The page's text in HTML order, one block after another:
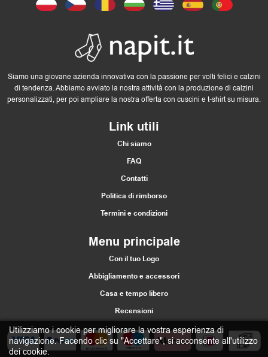
Siamo una giovane azienda innovativa con la passione per volti felici e calzini
di tendenza. Abbiamo avviato la nostra attività con la produzione di calzini
personalizzati, per poi ampliare la nostra offerta con cuscini e t-shirt su misura.
Link utili
Chi siamo
FAQ
Contatti
Politica di rimborso
Termini e condizioni
Menu principale
Con il tuo Logo
Abbigliamento e accessori
Casa e tempo libero
Recensioni
Utilizziamo i cookie per migliorare la vostra esperienza di
navigazione. Facendo clic su "Accettare", si acconsente all'utilizzo
dei cookie.